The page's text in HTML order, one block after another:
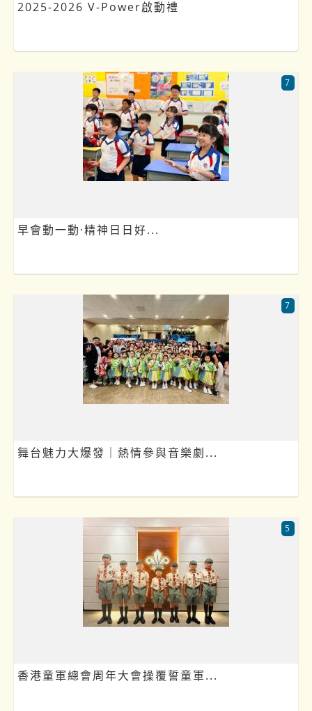
2025-2026 V-Power啟動禮
早會動一動·精神日日好...
7
舞台魅力大爆發｜熱情參與音樂劇...
7
香港童軍總會周年大會操覆誓童軍...
5